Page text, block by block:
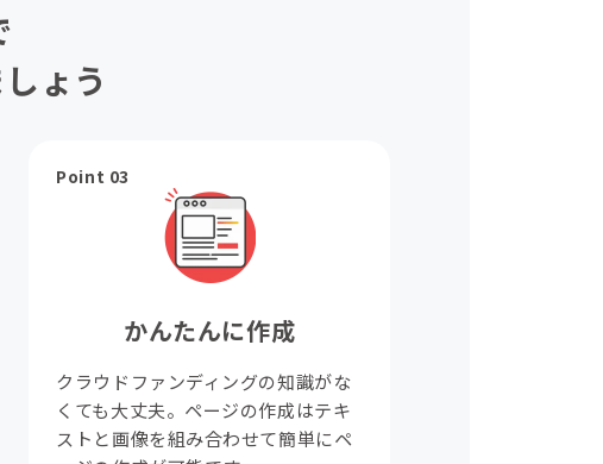
ょう
Point 03
かんたんに作成
クラウドファンディングの知識がな
くても大丈夫。ページの作成はテキ
ストと画像を組み合わせて簡単にペ